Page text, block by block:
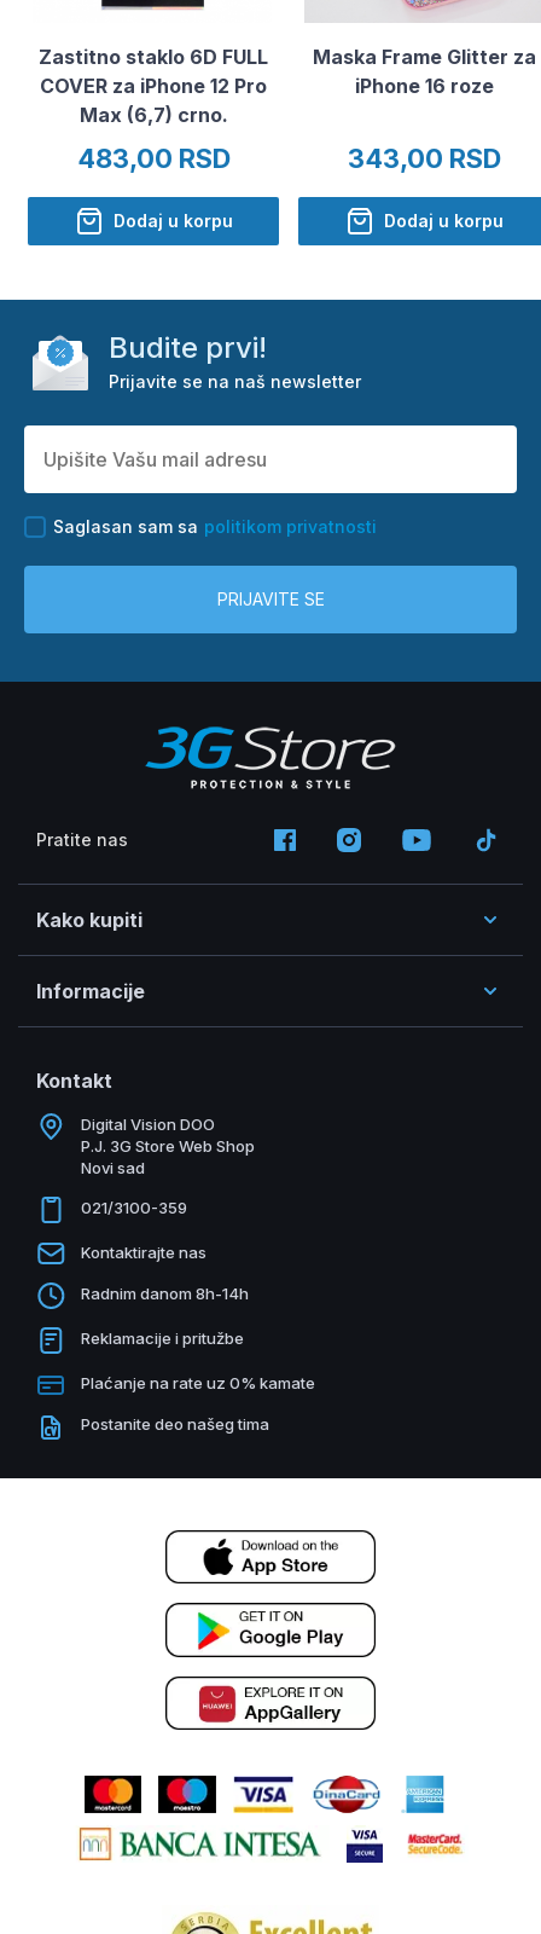
Zastitno staklo 6D FULL
COVER za iPhone 12 Pro
Max (6,7) crno.
483,00 RSD
Dodaj u korpu
Maska Frame Glitter za
iPhone 16 roze
343,00 RSD
Dodaj u korpu
Budite prvi!
Prijavite se na naš newsletter
Saglasan sam sa politikom privatnosti
PRIJAVITE SE
Pratite nas
Kako kupiti
Informacije
Kontakt
Digital Vision DOO
P.J. 3G Store Web Shop
Novi sad
021/3100-359
Kontaktirajte nas
Radnim danom 8h-14h
Reklamacije i pritužbe
Plaćanje na rate uz 0% kamate
Postanite deo našeg tima